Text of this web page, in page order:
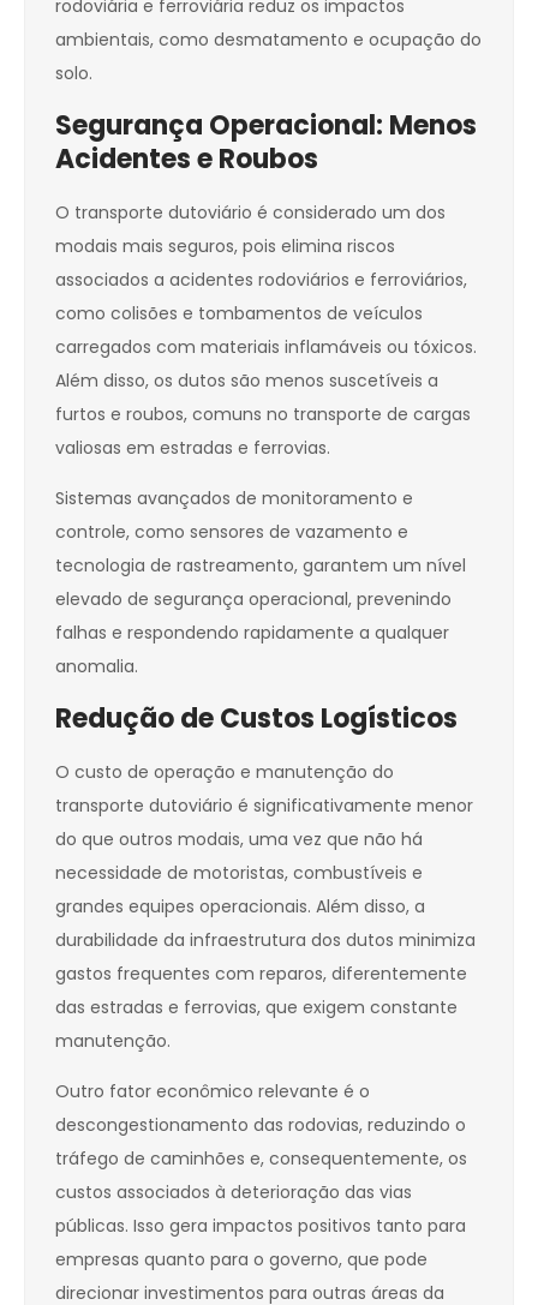
rodoviária e ferroviária reduz os impactos
ambientais, como desmatamento e ocupação do
solo.
Segurança Operacional: Menos
Acidentes e Roubos
O transporte dutoviário é considerado um dos
modais mais seguros, pois elimina riscos
associados a acidentes rodoviários e ferroviários,
como colisões e tombamentos de veículos
carregados com materiais inflamáveis ou tóxicos.
Além disso, os dutos são menos suscetíveis a
furtos e roubos, comuns no transporte de cargas
valiosas em estradas e ferrovias.
Sistemas avançados de monitoramento e
controle, como sensores de vazamento e
tecnologia de rastreamento, garantem um nível
elevado de segurança operacional, prevenindo
falhas e respondendo rapidamente a qualquer
anomalia.
Redução de Custos Logísticos
O custo de operação e manutenção do
transporte dutoviário é significativamente menor
do que outros modais, uma vez que não há
necessidade de motoristas, combustíveis e
grandes equipes operacionais. Além disso, a
durabilidade da infraestrutura dos dutos minimiza
gastos frequentes com reparos, diferentemente
das estradas e ferrovias, que exigem constante
manutenção.
Outro fator econômico relevante é o
descongestionamento das rodovias, reduzindo o
tráfego de caminhões e, consequentemente, os
custos associados à deterioração das vias
públicas. Isso gera impactos positivos tanto para
empresas quanto para o governo, que pode
direcionar investimentos para outras áreas da